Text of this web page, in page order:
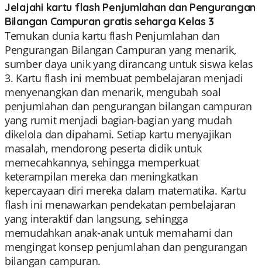
Jelajahi kartu flash Penjumlahan dan Pengurangan
Bilangan Campuran gratis seharga Kelas 3
Temukan dunia kartu flash Penjumlahan dan
Pengurangan Bilangan Campuran yang menarik,
sumber daya unik yang dirancang untuk siswa kelas
3. Kartu flash ini membuat pembelajaran menjadi
menyenangkan dan menarik, mengubah soal
penjumlahan dan pengurangan bilangan campuran
yang rumit menjadi bagian-bagian yang mudah
dikelola dan dipahami. Setiap kartu menyajikan
masalah, mendorong peserta didik untuk
memecahkannya, sehingga memperkuat
keterampilan mereka dan meningkatkan
kepercayaan diri mereka dalam matematika. Kartu
flash ini menawarkan pendekatan pembelajaran
yang interaktif dan langsung, sehingga
memudahkan anak-anak untuk memahami dan
mengingat konsep penjumlahan dan pengurangan
bilangan campuran.